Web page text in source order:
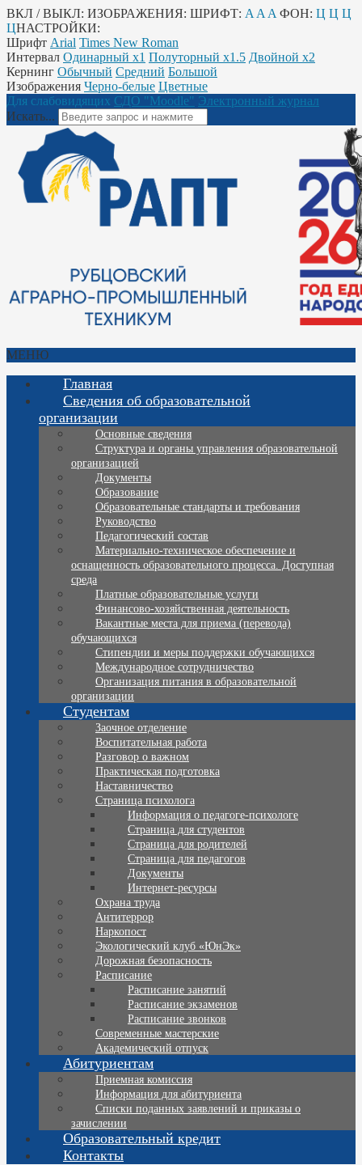
ВКЛ / ВЫКЛ: ИЗОБРАЖЕНИЯ: ШРИФТ: A A A ФОН: Ц Ц Ц
ЦНАСТРОЙКИ:
Шрифт Arial Times New Roman
Интервал Одинарный х1 Полуторный х1.5 Двойной х2
Кернинг Обычный Средний Большой
Изображения Черно-белые Цветные
Для слабовидящих СДО "Moodle" Электронный журнал
Искать...
МЕНЮ
Главная
Сведения об образовательной
организации
Основные сведения
Структура и органы управления образовательной
организацией
Документы
Образование
Образовательные стандарты и требования
Руководство
Педагогический состав
Материально-техническое обеспечение и
оснащенность образовательного процесса. Доступная
среда
Платные образовательные услуги
Финансово-хозяйственная деятельность
Вакантные места для приема (перевода)
обучающихся
Стипендии и меры поддержки обучающихся
Международное сотрудничество
Организация питания в образовательной
организации
Студентам
Заочное отделение
Воспитательная работа
Разговор о важном
Практическая подготовка
Наставничество
Страница психолога
Информация о педагоге-психологе
Страница для студентов
Страница для родителей
Страница для педагогов
Документы
Интернет-ресурсы
Охрана труда
Антитеррор
Наркопост
Экологический клуб «ЮнЭк»
Дорожная безопасность
Расписание
Расписание занятий
Расписание экзаменов
Расписание звонков
Современные мастерские
Академический отпуск
Абитуриентам
Приемная комиссия
Информация для абитуриента
Списки поданных заявлений и приказы о
зачислении
Образовательный кредит
Контакты